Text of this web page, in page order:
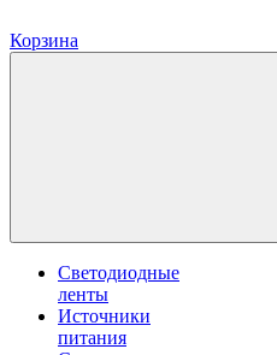
Корзина
Светодиодные
ленты
Источники
питания